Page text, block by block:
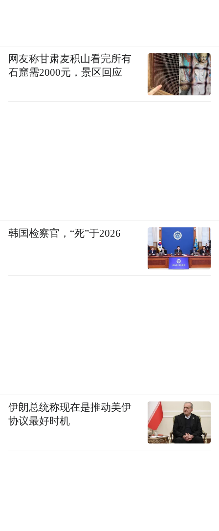
网友称甘肃麦积山看完所有
石窟需2000元，景区回应
韩国检察官，“死”于2026
伊朗总统称现在是推动美伊
协议最好时机